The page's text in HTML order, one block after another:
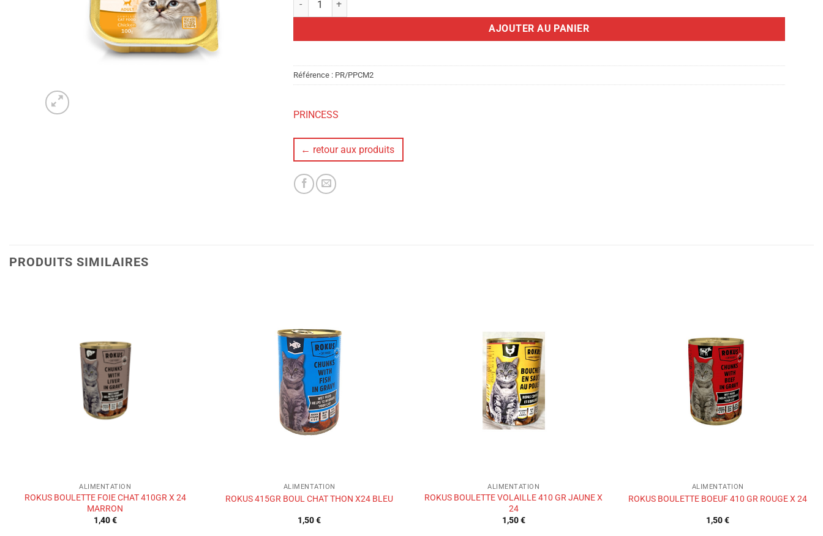
AJOUTER AU PANIER
Référence : PR/PPCM2
PRINCESS
← retour aux produits
PRODUITS SIMILAIRES
ALIMENTATION
ROKUS BOULETTE FOIE CHAT 410GR X 24
MARRON
1,40€
ALIMENTATION
ROKUS 415GR BOUL CHAT THON X24 BLEU
1,50€
ALIMENTATION
ROKUS BOULETTE VOLAILLE 410 GR JAUNE X
24
1,50€
ALIMENTATION
ROKUS BOULETTE BOEUF 410 GR ROUGE X 24
1,50€